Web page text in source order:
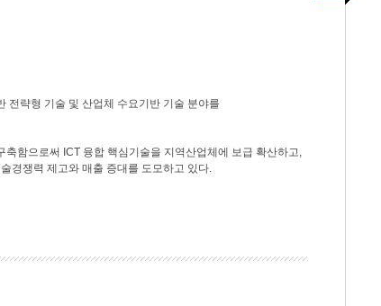
전략형 기술 및 산업체 수요기반 기술 분야를
함으로써 ICT 융합 핵심기술을 지역산업체에 보급 확산하고,
경쟁력 제고와 매출 증대를 도모하고 있다.